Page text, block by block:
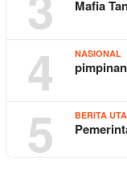
Mafia
4 NASIONAL
5 BERITA